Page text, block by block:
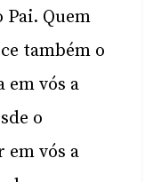
Pai. Quem
também o
em vós a
o
em vós a